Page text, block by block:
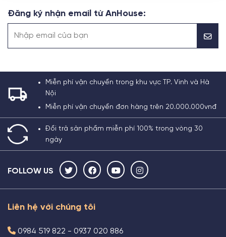
Đăng ký nhận email từ AnHouse:
Miễn phí vận chuyển trong khu vực TP. Vinh và Hà
Nội
Miễn phí vận chuyển đơn hàng trên 20.000.000vnđ
Đổi trả sản phẩm miễn phí 100% trong vòng 30
ngày
FOLLOW US
Liên hệ với chúng tôi
0984 519 822 - 0937 020 886